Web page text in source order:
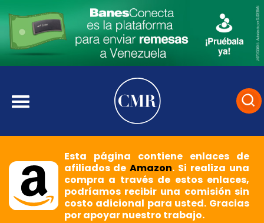
Esta página contiene enlaces de
afiliados deAmazon. Si realiza una
compra a través de estos enlaces,
podríamos recibir una comisión sin
costo adicional para usted. Gracias
por apoyar nuestro trabajo.